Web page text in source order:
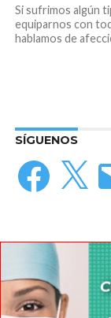
Si sufrimos algún
equiparnos con
hablamos de
SÍGUENOS
Facebook
X